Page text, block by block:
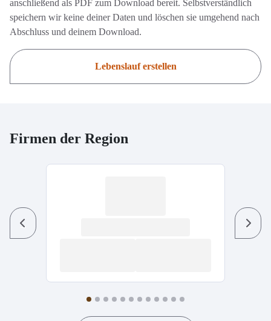
anschließend als PDF zum Download bereit. Selbstverständlich
speichern wir keine deiner Daten und löschen sie umgehend nach
Abschluss und deinem Download.
Lebenslauf erstellen
Firmen der Region
Previous Next